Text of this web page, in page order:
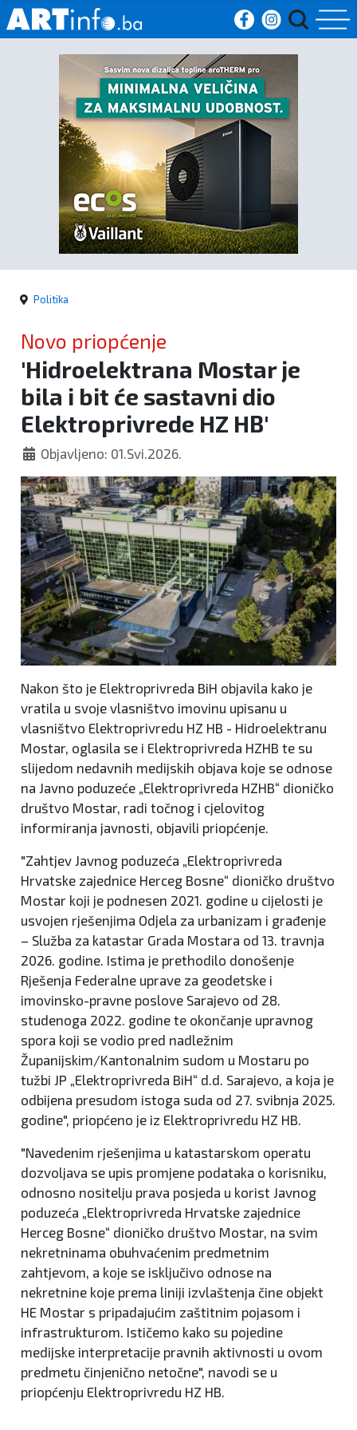
Početna
Vijesti
Sport
Kultura
Crna
kronika
Politika
Zanimljivosti
Politika
Novo priopćenje
'Hidroelektrana Mostar je
bila i bit će sastavni dio
Elektroprivrede HZ HB'
Objavljeno: 01.Svi.2026.
Nakon što je Elektroprivreda BiH objavila kako je
vratila u svoje vlasništvo imovinu upisanu u
vlasništvo Elektroprivredu HZ HB - Hidroelektranu
Mostar, oglasila se i Elektroprivreda HZHB te su
slijedom nedavnih medijskih objava koje se odnose
na Javno poduzeće „Elektroprivreda HZHB“ dioničko
društvo Mostar, radi točnog i cjelovitog
informiranja javnosti, objavili priopćenje.
"Zahtjev Javnog poduzeća „Elektroprivreda
Hrvatske zajednice Herceg Bosne“ dioničko društvo
Mostar koji je podnesen 2021. godine u cijelosti je
usvojen rješenjima Odjela za urbanizam i građenje
– Služba za katastar Grada Mostara od 13. travnja
2026. godine. Istima je prethodilo donošenje
Rješenja Federalne uprave za geodetske i
imovinsko-pravne poslove Sarajevo od 28.
studenoga 2022. godine te okončanje upravnog
spora koji se vodio pred nadležnim
Županijskim/Kantonalnim sudom u Mostaru po
tužbi JP „Elektroprivreda BiH“ d.d. Sarajevo, a koja je
odbijena presudom istoga suda od 27. svibnja 2025.
godine", priopćeno je iz Elektroprivredu HZ HB.
"Navedenim rješenjima u katastarskom operatu
dozvoljava se upis promjene podataka o korisniku,
odnosno nositelju prava posjeda u korist Javnog
poduzeća „Elektroprivreda Hrvatske zajednice
Herceg Bosne“ dioničko društvo Mostar, na svim
nekretninama obuhvaćenim predmetnim
zahtjevom, a koje se isključivo odnose na
nekretnine koje prema liniji izvlaštenja čine objekt
HE Mostar s pripadajućim zaštitnim pojasom i
infrastrukturom. Ističemo kako su pojedine
medijske interpretacije pravnih aktivnosti u ovom
predmetu činjenično netočne", navodi se u
priopćenju Elektroprivredu HZ HB.